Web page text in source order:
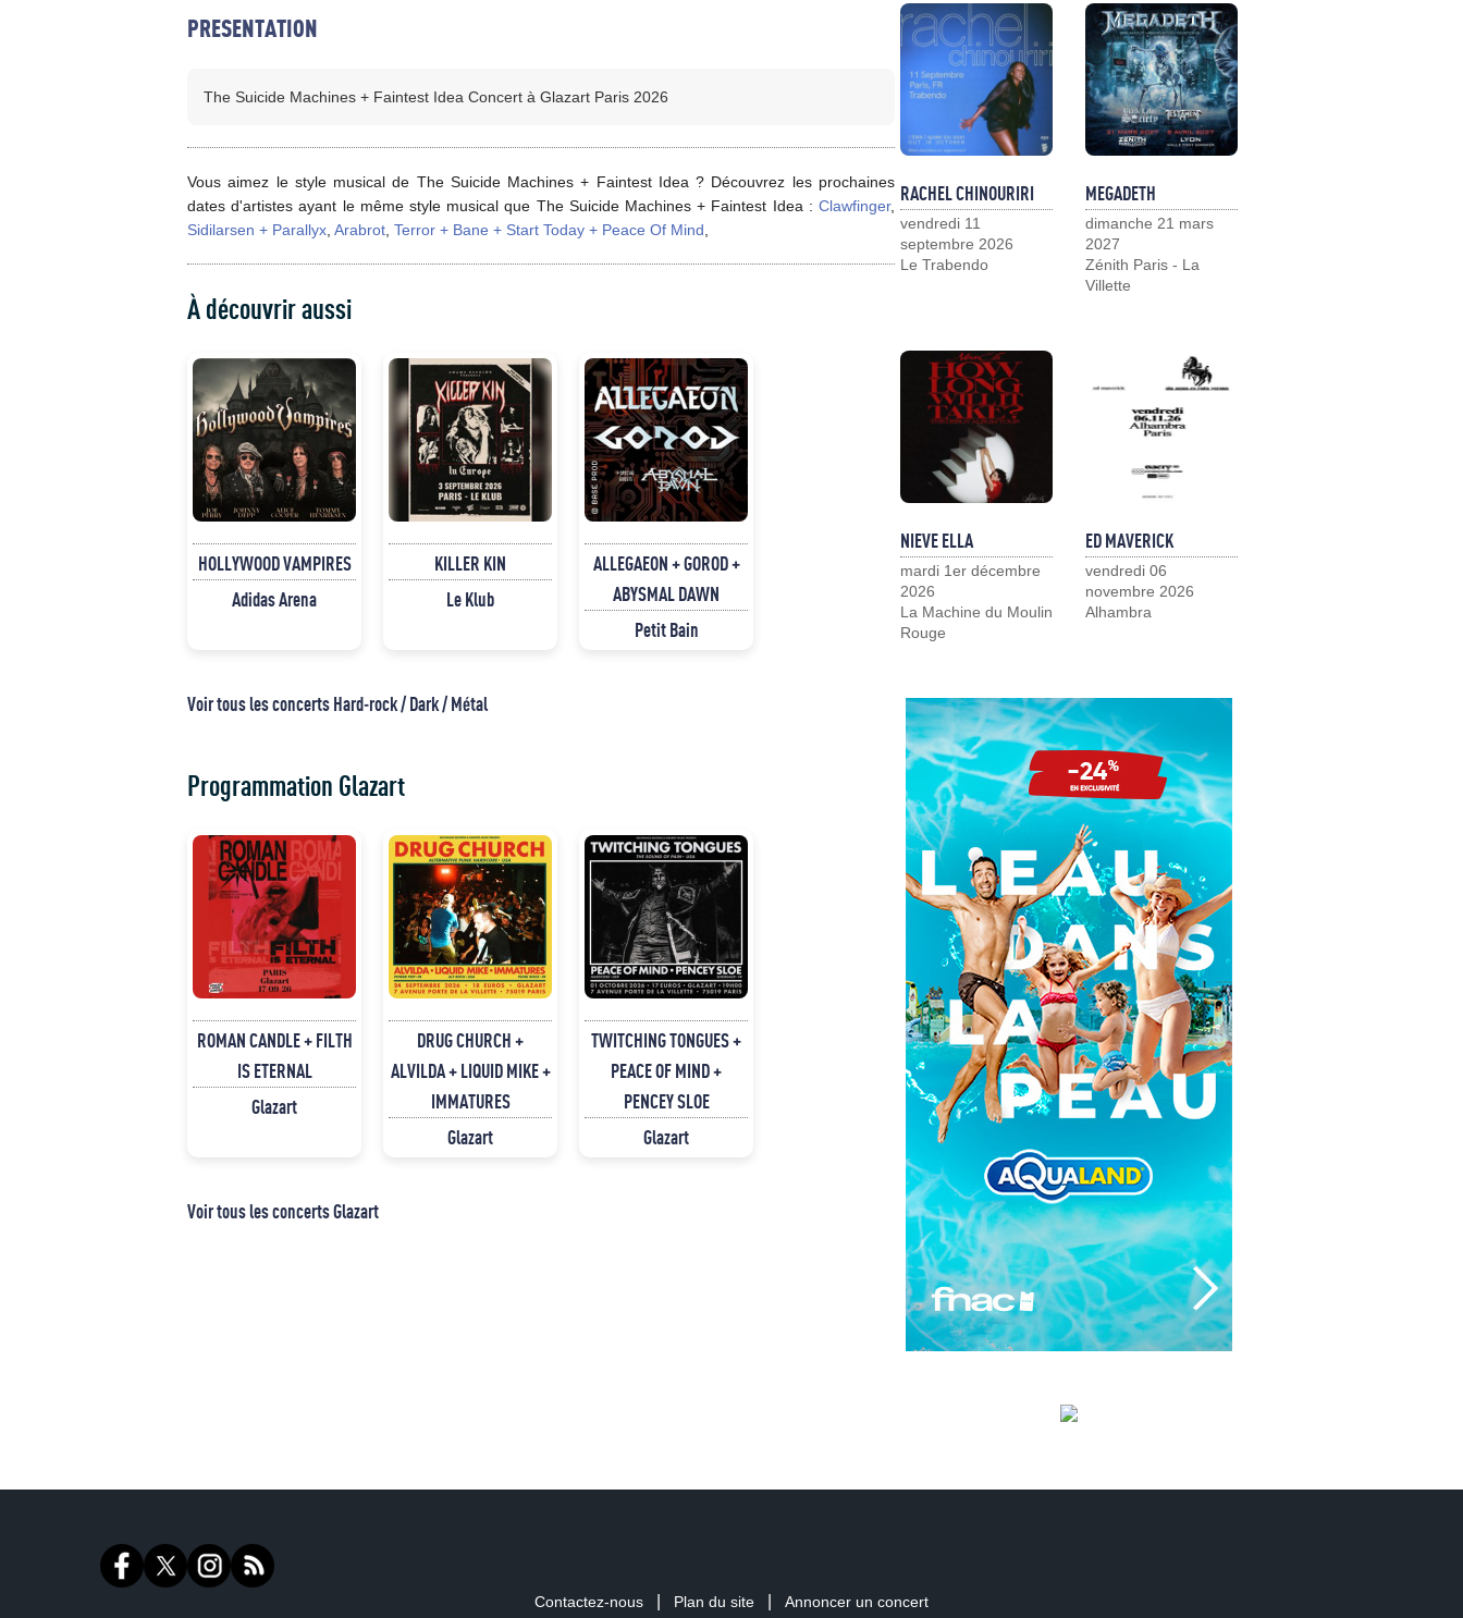
PRESENTATION
The Suicide Machines + Faintest Idea Concert à Glazart Paris 2026
Vous aimez le style musical de The Suicide Machines + Faintest Idea ? Découvrez les prochaines
dates d'artistes ayant le même style musical que The Suicide Machines + Faintest Idea : Clawfinger,
Sidilarsen + Parallyx Arabrot Terror + Bane + Start Today + Peace Of Mind
À découvrir aussi
HOLLYWOOD VAMPIRES
Adidas Arena
KILLER KIN
Le Klub
ALLEGAEON + GOROD +
ABYSMAL DAWN
Petit Bain
Voir tous les concerts Hard-rock / Dark / Métal
Programmation Glazart
ROMAN CANDLE + FILTH
IS ETERNAL
Glazart
DRUG CHURCH +
ALVILDA + LIQUID MIKE +
IMMATURES
Glazart
TWITCHING TONGUES +
PEACE OF MIND +
PENCEY SLOE
Glazart
Voir tous les concerts Glazart
RACHEL CHINOURIRI
vendredi 11
septembre 2026
Le Trabendo
MEGADETH
dimanche 21 mars
2027
Zénith Paris - La
Villette
NIEVE ELLA
mardi 1er décembre
2026
La Machine du Moulin
Rouge
ED MAVERICK
vendredi 06
novembre 2026
Alhambra
Contactez-nous Plan du site Annoncer un concert